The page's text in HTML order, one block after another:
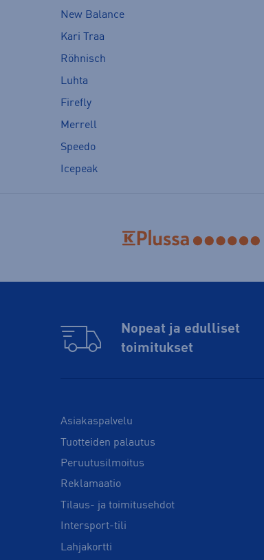
New Balance
Kari Traa
Röhnisch
Luhta
Firefly
Merrell
Speedo
Icepeak
Nopeat ja edulliset
toimitukset
Asiakaspalvelu
Tuotteiden palautus
Peruutusilmoitus
Reklamaatio
Tilaus- ja toimitusehdot
Intersport-tili
Lahjakortti